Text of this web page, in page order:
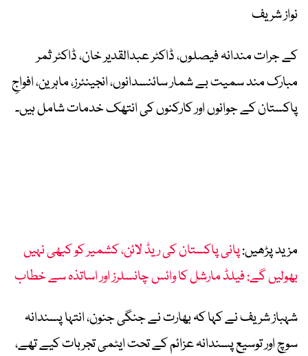
نواز شریف
کے جرات مندانہ فیصلوں، ڈاکٹر عبدالقدیر خان، ڈاکٹر ثمر
مبارک مند سمیت بے شمار سائنسدانوں، انجینئرز، ماہرین، افواجِ
پاکستان کے جوانوں اور کارکنوں کی انتھک خدمات شامل ہیں۔
مزید پڑھیں:پانی پاکستان کی ریڈ لائن، کشمیر کو کبھی نہیں
بھولیں گے: فیلڈ مارشل کا وائس چانسلرز اور اساتذہ سے خطاب
شہباز شریف نے کہا کہ بھارت نے جنگی جنون، انتہا پسندانہ
سوچ اور توسیع پسندانہ عزائم کے تحت ایٹمی تجربات کیے تھے،